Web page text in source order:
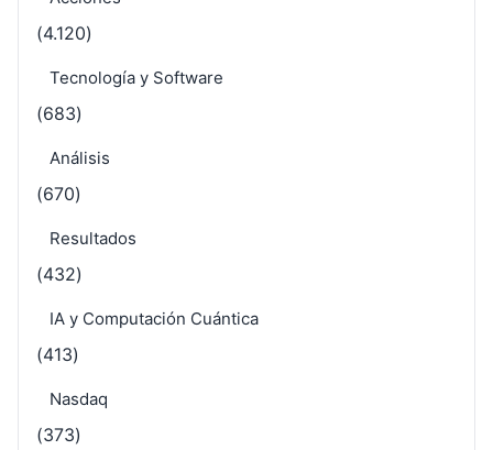
(4.120)
Tecnología y Software
(683)
Análisis
(670)
Resultados
(432)
IA y Computación Cuántica
(413)
Nasdaq
(373)